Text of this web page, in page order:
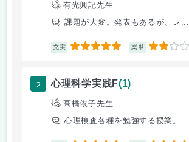
有光興記先生
課題が大変。発表もあるが、レ...
充実 5 楽単 2
2 心理科学実践F(1)
高橋依子先生
心理検査各種を勉強する授業。...